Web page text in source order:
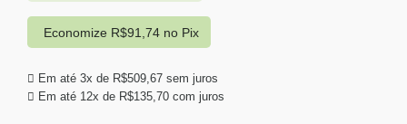
Em até 3x de R$509,67 sem juros
Em até 12x de R$135,70 com juros
Economize R$91,74no Pix